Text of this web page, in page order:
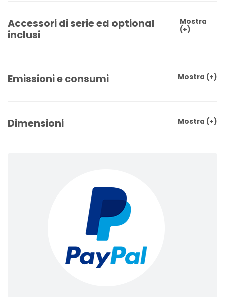
Accessori di serie ed optional
inclusi
Mostra
(+)
Emissioni e consumi Mostra (+)
Dimensioni Mostra (+)